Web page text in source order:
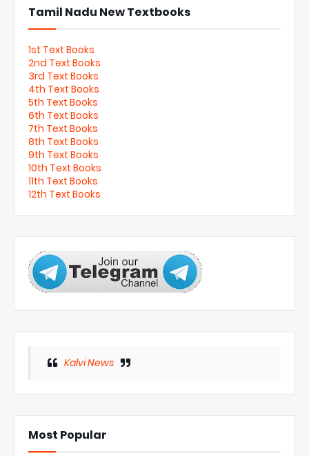
Tamil Nadu New Textbooks
1st Text Books
2nd Text Books
3rd Text Books
4th Text Books
5th Text Books
6th Text Books
7th Text Books
8th Text Books
9th Text Books
10th Text Books
11th Text Books
12th Text Books
Kalvi News
Most Popular